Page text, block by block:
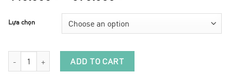
440.000 ₫
through
Lựa chọn
Set Áo Váy - Cotton quantityADD TO CART